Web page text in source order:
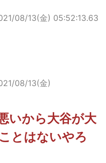
08/13(金) 05:52:13.63
08/13(金)
いから大谷が大
とはないやろ